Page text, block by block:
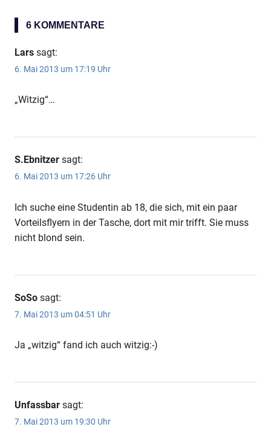
6 KOMMENTARE
Lars sagt:
6. Mai 2013 um 17:19 Uhr
„Witzig“…
S.Ebnitzer sagt:
6. Mai 2013 um 17:26 Uhr
Ich suche eine Studentin ab 18, die sich, mit ein paar
Vorteilsflyern in der Tasche, dort mit mir trifft. Sie muss
nicht blond sein.
SoSo sagt:
7. Mai 2013 um 04:51 Uhr
Ja „witzig“ fand ich auch witzig:-)
Unfassbar sagt:
7. Mai 2013 um 19:30 Uhr